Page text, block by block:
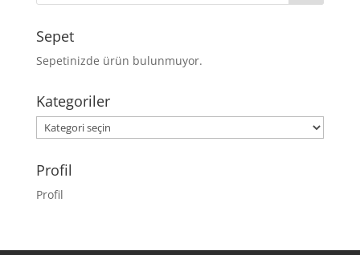
Sepet
Sepetinizde ürün bulunmuyor.
Kategoriler
Kategoriler
Profil
Profil